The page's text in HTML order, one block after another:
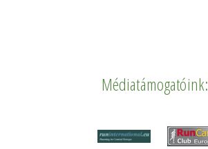
Médiatámogatóink: